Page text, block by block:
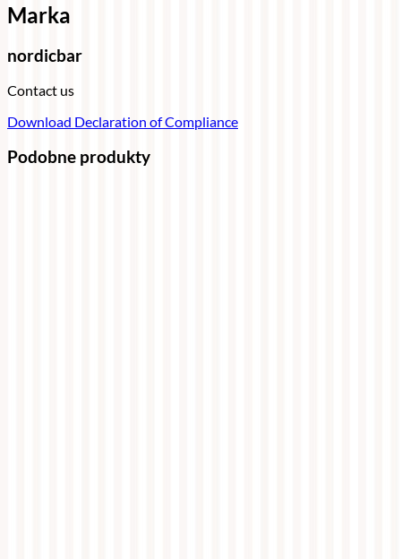
Marka
nordicbar
Contact us
Download Declaration of Compliance
Podobne produkty